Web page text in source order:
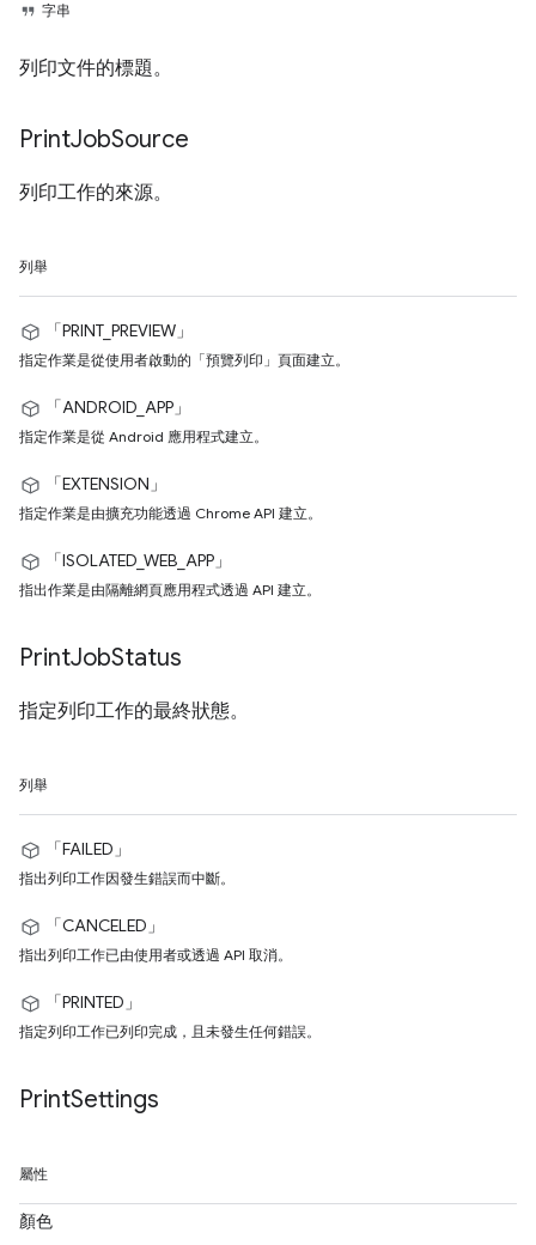
字串
列印文件的標題。
PrintJobSource
列印工作的來源。
列舉
「PRINT_PREVIEW」
指定作業是從使用者啟動的「預覽列印」頁面建立。
「ANDROID_APP」
指定作業是從 Android 應用程式建立。
「EXTENSION」
指定作業是由擴充功能透過 Chrome API 建立。
「ISOLATED_WEB_APP」
指出作業是由隔離網頁應用程式透過 API 建立。
PrintJobStatus
指定列印工作的最終狀態。
列舉
「FAILED」
指出列印工作因發生錯誤而中斷。
「CANCELED」
指出列印工作已由使用者或透過 API 取消。
「PRINTED」
指定列印工作已列印完成，且未發生任何錯誤。
PrintSettings
屬性
顏色